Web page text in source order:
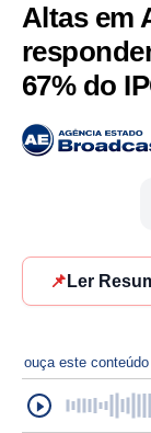
Altas em
67% do
📌 Ler
ouça este conteúdo